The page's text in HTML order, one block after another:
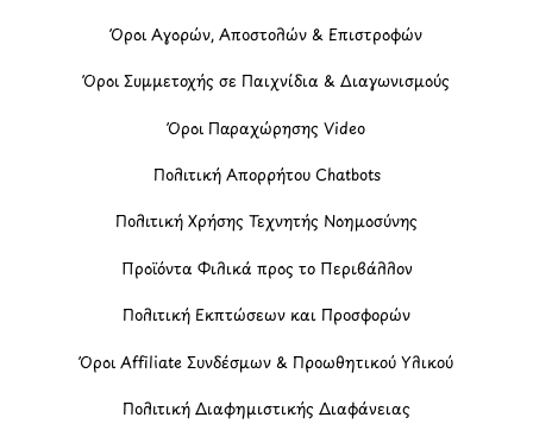
Όροι Αγορών, Αποστολών & Επιστροφών
Όροι Συμμετοχής σε Παιχνίδια & Διαγωνισμούς
Όροι Παραχώρησης Video
Πολιτική Απορρήτου Chatbots
Πολιτική Χρήσης Τεχνητής Νοημοσύνης
Προϊόντα Φιλικά προς το Περιβάλλον
Πολιτική Εκπτώσεων και Προσφορών
Όροι Affiliate Συνδέσμων & Προωθητικού Υλικού
Πολιτική Διαφημιστικής Διαφάνειας